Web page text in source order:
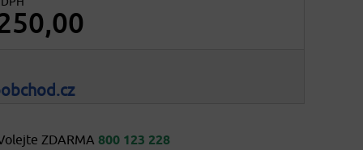
ZDARMA 800 123 228